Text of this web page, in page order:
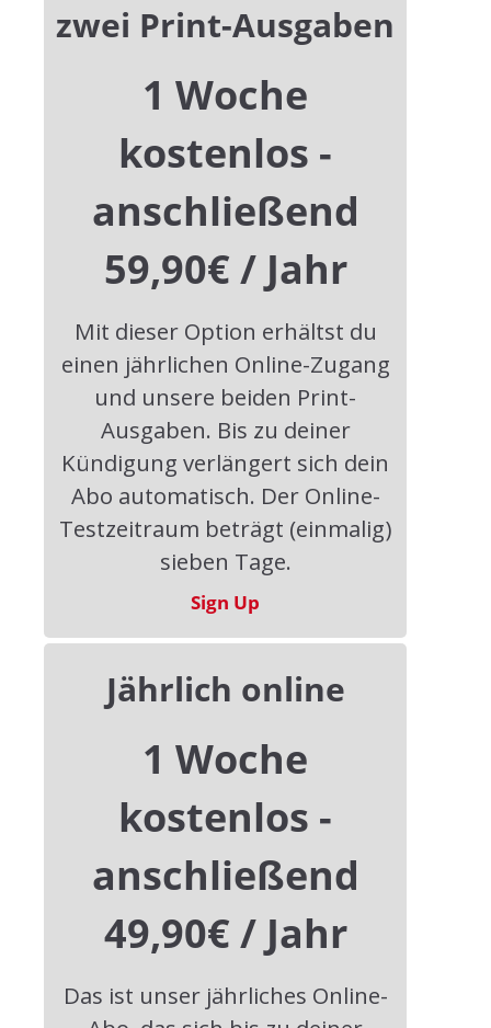
zwei Print-Ausgaben
1 Woche
kostenlos -
anschließend
59,90€ / Jahr
Mit dieser Option erhältst du
einen jährlichen Online-Zugang
und unsere beiden Print-
Ausgaben. Bis zu deiner
Kündigung verlängert sich dein
Abo automatisch. Der Online-
Testzeitraum beträgt (einmalig)
sieben Tage.
Sign Up
Jährlich online
1 Woche
kostenlos -
anschließend
49,90€ / Jahr
Das ist unser jährliches Online-
„ICH WOLLTE IHN BEHALTEN.“
18. Mai 2024
Kontakt
drunter+drüber | Das Magazin für
Endlichkeitskultur
FUNUS Stiftung | Am Flamarium 1 | 06184
Kabelsketal OT Osmünde
Tel.: +49 34605 4539421
Email: redaktion@dud-online.de
Website: www.dud-online.de
Impressum
Nutzungsbedingungen
Copyright © 2026drunter+drüber Magazin. All rights reserved.